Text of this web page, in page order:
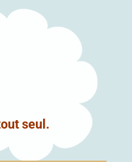
seul.